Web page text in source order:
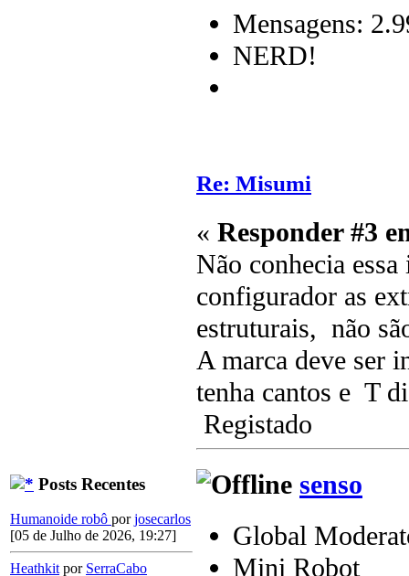
Posts Recentes
Humanoide robô porjosecarlos
[05 de Julho de 2026, 19:27]
Heathkit por SerraCabo
Mensagens:
NERD!
Re: Misumi
« Responder #3
Não conhecia
configurador as
estruturais, não
A marca deve ser
tenha cantos e T
Registado
senso
Global
Mini Robot